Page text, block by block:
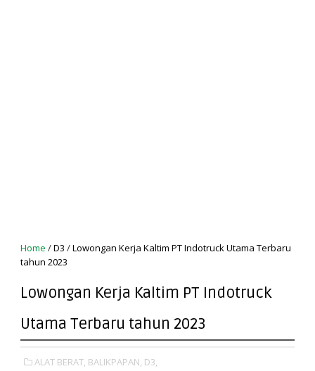
Home /D3 /Lowongan Kerja Kaltim PT Indotruck Utama Terbaru
tahun 2023
Lowongan Kerja Kaltim PT Indotruck
Utama Terbaru tahun 2023
ALAT BERAT, BALIKPAPAN, D3,